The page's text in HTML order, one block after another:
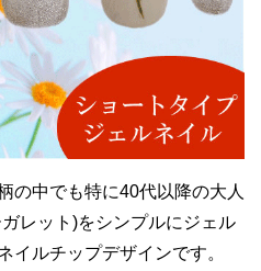
の中でも特に40代以降の大人
レット)をシンプルにジェル
イルチップデザインです。